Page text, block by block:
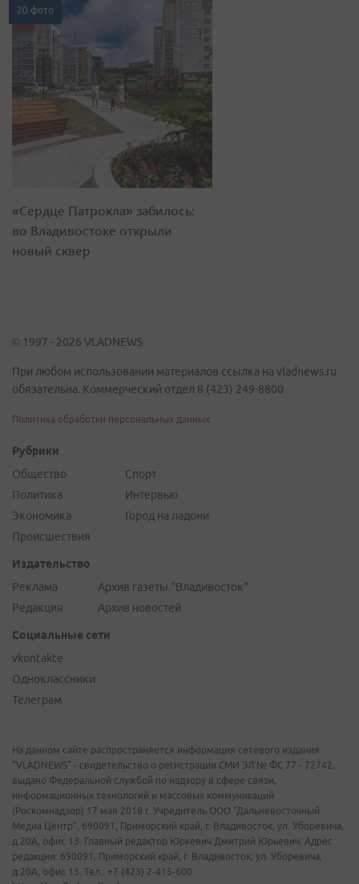
20 фото
«Сердце Патрокла» забилось:
во Владивостоке открыли
новый сквер
© 1997 - 2026 VLADNEWS
При любом использовании материалов ссылка на vladnews.ru
обязательна. Коммерческий отдел 8 (423) 249-8800
Политика обработки персональных данных
Рубрики
Общество
Политика
Экономика
Происшествия
Спорт
Интервью
Город на ладони
Издательство
Реклама
Редакция
Архив газеты "Владивосток"
Архив новостей
Социальные сети
vkontakte
Одноклассники
Телеграм
На данном сайте распространяется информация сетевого издания
"VLADNEWS" - свидетельство о регистрации СМИ ЭЛ № ФС 77 - 72742,
выдано Федеральной службой по надзору в сфере связи,
информационных технологий и массовых коммуникаций
(Роскомнадзор) 17 мая 2018 г. Учредитель ООО "Дальневосточный
Медиа Центр". 690091, Приморский край, г. Владивосток, ул. Уборевича,
д.20А, офис 13. Главный редактор Юркевич Дмитрий Юрьевич. Адрес
редакции: 690091, Приморский край, г. Владивосток, ул. Уборевича,
д.20А, офис 13. Тел.: +7 (423) 2-415-600.